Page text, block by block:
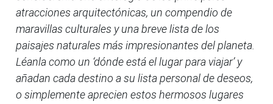
atracciones arquitectónicas, un compendio de
maravillas culturales y una breve lista de los
paisajes naturales más impresionantes del planeta.
Léanla como un ‘dónde está el lugar para viajar’ y
añadan cada destino a su lista personal de deseos,
o simplemente aprecien estos hermosos lugares